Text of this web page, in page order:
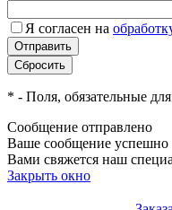
Я согласен на
* - Поля, обязательные
Сообщение отправлено
Ваше сообщение успешно
Вами свяжется наш
Закрыть окно